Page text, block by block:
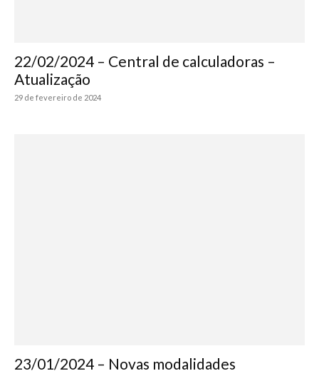
22/02/2024 – Central de calculadoras –
Atualização
29 de fevereiro de 2024
23/01/2024 – Novas modalidades